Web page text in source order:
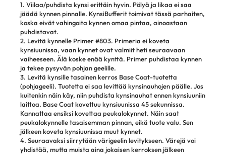
1. Viilaa/puhdista kynsi erittäin hyvin. Pölyä ja likaa ei saa
jäädä kynnen pinnalle. KynsiBufferit toimivat tässä parhaiten,
koska eivät vahingoita kynnen omaa pintaa, ainoastaan
puhdistavat.
2. Levitä kynnelle Primer #803. Primeria ei koveta
kynsiuunissa, vaan kynnet ovat valmiit heti seuraavaan
vaiheeseen. Älä koske enää kynttä. Primer puhdistaa kynnen
ja tekee pysyvän pohjan geelille.
3. Levitä kynsille tasainen kerros Base Coat-tuotetta
(pohjageeli). Tuotetta ei saa levittää kynsinauhojen päälle. Jos
kuitenkin näin käy, niin puhdista kynsinauhat ennen kynsiuuniin
laittoa. Base Coat kovettuu kynsiuunissa 45 sekunnissa.
Kannattaa ensiksi kovettaa peukalokynnet. Näin saat
peukalokynnelle tasaisemman pinnan, eikä tuote valu. Sen
jälkeen koveta kynsiuunissa muut kynnet.
4. Seuraavaksi siirrytään värigeelin levitykseen. Värejä voi
yhdistää, mutta muista aina jokaisen kerroksen jälkeen